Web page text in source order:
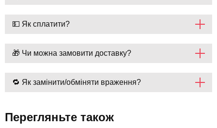
💵 Як сплатити?
🎁 Чи можна замовити доставку?
🔁 Як замінити/обміняти враження?
Перегляньте також